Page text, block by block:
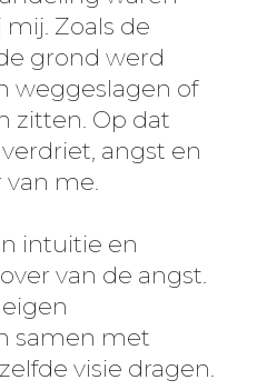
Zoals de
grond werd
weggeslagen of
zitten. Op dat
angst en
me.
intuitie en
van de angst.
samen met
visie dragen.